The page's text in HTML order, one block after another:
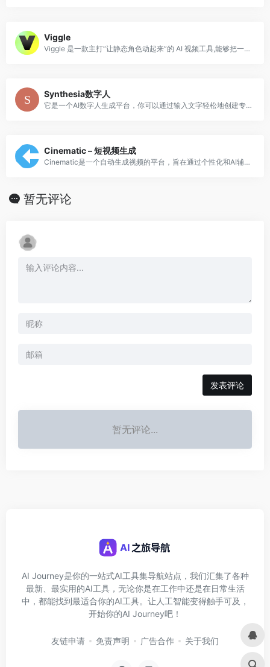
Viggle
Viggle 是一款主打“让静态角色动起来”的 AI 视频工具,能够把一张静态的人物图片,按照你指定的动作模板或一段参考视频,生成对应的动态动画,精准地把动作迁
Synthesia数字人
它是一个AI数字人生成平台，你可以通过输入文字轻松地创建专业的视频。
Cinematic – 短视频生成
Cinematic是一个自动生成视频的平台，旨在通过个性化和AI辅助的视频制作，帮助企业在TikTok、Instagram Reels和YouTube Shorts等社交媒体上增加曝光率，吸引更多客户。
暂无评论
发表评论
暂无评论...
AI Journey是你的一站式AI工具集导航站点，我们汇集了各种
最新、最实用的AI工具，无论你是在工作中还是在日常生活
中，都能找到最适合你的AI工具。让人工智能变得触手可及，
开始你的AI Journey吧！
友链申请 免责声明 广告合作 关于我们